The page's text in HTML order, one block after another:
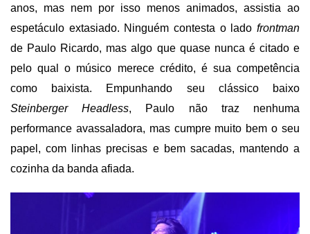
anos, mas nem por isso menos animados, assistia ao
espetáculo extasiado. Ninguém contesta o lado frontman
de Paulo Ricardo, mas algo que quase nunca é citado e
pelo qual o músico merece crédito, é sua competência
como baixista. Empunhando seu clássico baixo
Steinberger Headless, Paulo não traz nenhuma
performance avassaladora, mas cumpre muito bem o seu
papel, com linhas precisas e bem sacadas, mantendo a
cozinha da banda afiada.